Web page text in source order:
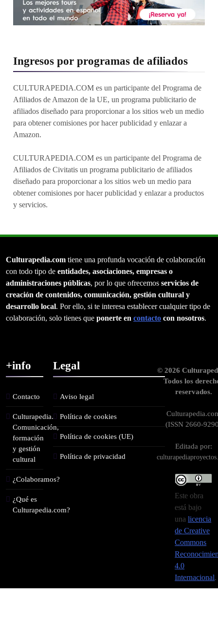
Ingresos por programas de afiliados
CULTURAPEDIA.COM es un participante del Programa de
Afiliados de Amazon de la UE, un programa publicitario de
afiliados diseñado para proporcionar a los sitios web un medio
para obtener comisiones por hacer publicidad y enlazar a
Amazon.
CULTURAPEDIA.COM es un participante del Programa de
Afiliados de Civitatis un programa publicitario de afiliados
diseñado para proporcionar a los sitios web un medio para
obtener comisiones por hacer publicidad y enlazar a productos
y servicios.
Culturapedia.com tiene una profunda vocación de colaboración
con todo tipo de entidades, asociaciones, empresas o
administraciones públicas, por lo que ofrecemos servicios de
creación de contenidos, comunicación, gestión cultural y
desarrollo local. Por ello, si te interesa establecer cualquier tipo de
colaboración, solo tienes que ponerte en contacto con nosotros.
+info
Contacto
Culturapedia.
Comunicación,
formación
y gestión
cultural
¿Colaboramos?
¿Qué es
Culturapedia.com?
Legal
Aviso legal
Política de cookies
Política de cookies (UE)
Política de privacidad
© 2026
Todos los
reservados.
(ISSN 2660-
Editada por:
Este obra
está bajo
unalicencia
de Creative
Commons
4.0
Internacional.